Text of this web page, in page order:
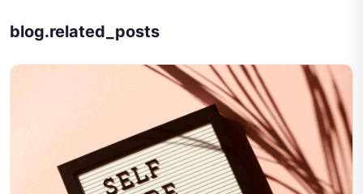
blog.related_posts